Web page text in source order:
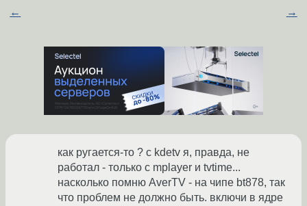
← →
как ругается-то ? c kdetv я, правда, не
работал - только с mplayer и tvtime...
насколько помню AverTV - на чипе bt878, так
что проблем не должно быть. включи в ядре